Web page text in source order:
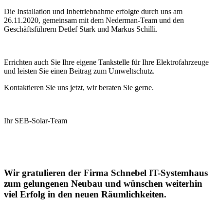
Die Installation und Inbetriebnahme erfolgte durch uns am
26.11.2020, gemeinsam mit dem Nederman-Team und den
Geschäftsführern Detlef Stark und Markus Schilli.
Errichten auch Sie Ihre eigene Tankstelle für Ihre Elektrofahrzeuge
und leisten Sie einen Beitrag zum Umweltschutz.
Kontaktieren Sie uns jetzt, wir beraten Sie gerne.
Ihr SEB-Solar-Team
Wir gratulieren der Firma Schnebel IT-Systemhaus
zum gelungenen Neubau und wünschen weiterhin
viel Erfolg in den neuen Räumlichkeiten.